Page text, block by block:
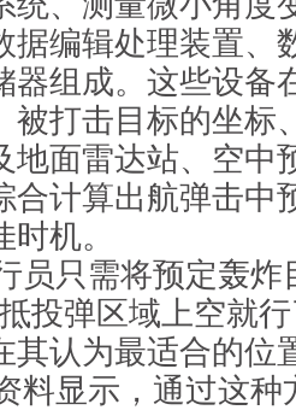
据编辑处理装置、
器组成。这些设备
被打击目标的坐标
地面雷达站、空中
合计算出航弹击中
机。
员只需将预定轰炸
投弹区域上空就
其认为最适合的位
料显示，通过这种